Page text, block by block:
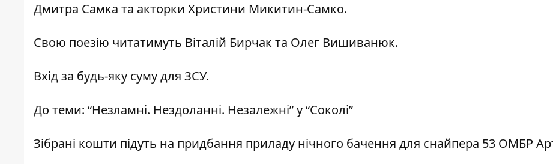
Дмитра Самка та акторки Христини Микитин-Самко.
Свою поезію читатимуть Віталій Бирчак та Олег Вишиванюк.
Вхід за будь-яку суму для ЗСУ.
До теми: “Незламні. Нездоланні. Незалежні” у “Соколі”
Зібрані кошти підуть на придбання приладу нічного бачення для снайпера 53 ОМБР